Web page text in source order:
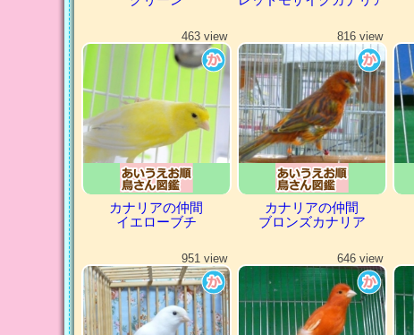
463 view
カナリアの仲間
イエローブチ
816 view
カナリアの仲間
ブロンズカナリア
951 view 646 view